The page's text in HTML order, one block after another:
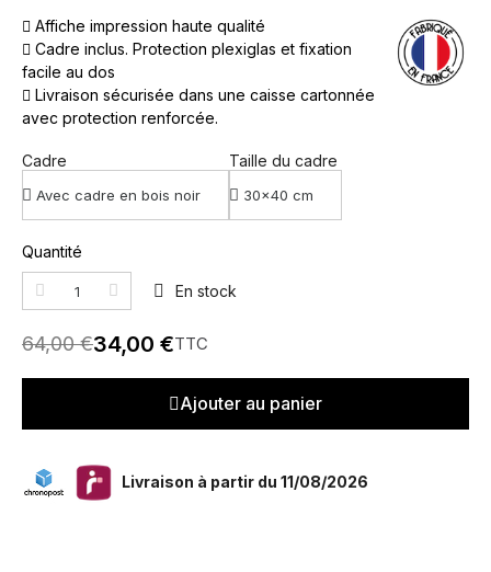
Affiche impression haute qualité
Cadre inclus. Protection plexiglas et fixation
facile au dos
Livraison sécurisée dans une caisse cartonnée
avec protection renforcée.
Cadre Taille du cadre
Quantité
En stock
64,00 €34,00 €TTC
Ajouter au panier
Livraison à partir du 11/08/2026